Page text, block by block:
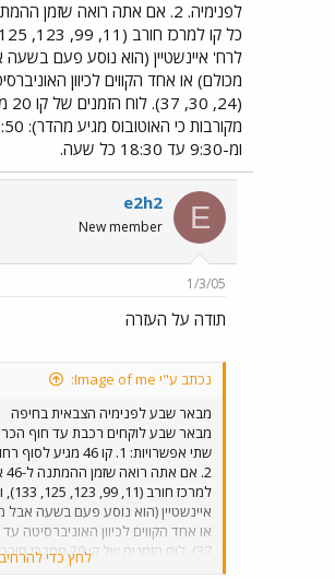
לרח' איינשטיין (הוא נוסע פעם בשעה
מכולם) או אחד הקווים לכיוון
ומ-9:30 עד 18:30 כל שעה.
E
e2h2
New member
1/3/05
תודה על העזרה
נכתב ע"י Image of me:
מבאר שבע לפנימיה הצבאית בחיפה
מבאר שבע לוקחים רכבת עד חוף
שתי אפשרויות: 1. קו
איינשטיין (הוא נוסע פעם בשעה אבל
37). לוח הזמנים שללחץ כדי